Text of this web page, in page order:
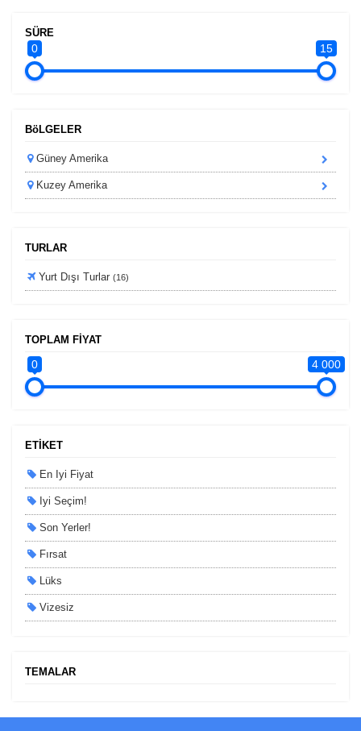
SÜRE
0 15
BöLGELER
Güney Amerika
Kuzey Amerika
TURLAR
Yurt Dışı Turlar (16)
TOPLAM FİYAT
0 4 000
ETİKET
En Iyi Fiyat
Iyi Seçim!
Son Yerler!
Fırsat
Lüks
Vizesiz
TEMALAR